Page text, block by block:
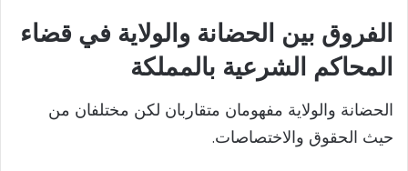
الفروق بين الحضانة والولاية في قضاء
المحاكم الشرعية بالمملكة
الحضانة والولاية مفهومان متقاربان لكن مختلفان من
حيث الحقوق والاختصاصات.